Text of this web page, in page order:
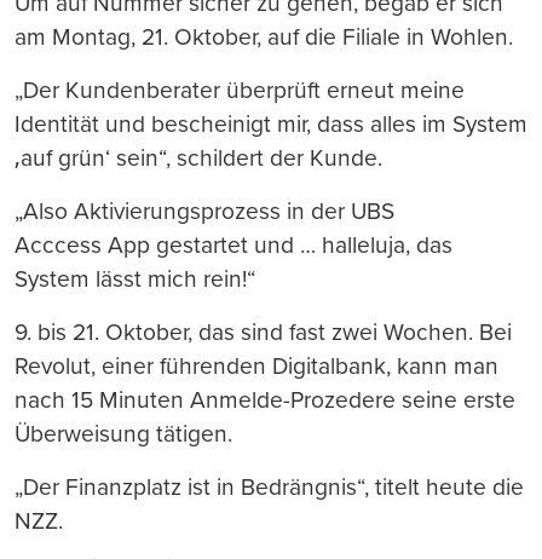
am Montag, 21. Oktober, auf die Filiale in Wohlen.
„Der Kundenberater überprüft erneut meine
Identität und bescheinigt mir, dass alles im System
‚auf grün‘ sein“, schildert der Kunde.
„Also Aktivierungsprozess in der UBS
Acccess App gestartet und … halleluja, das
System lässt mich rein!“
9. bis 21. Oktober, das sind fast zwei Wochen. Bei
Revolut, einer führenden Digitalbank, kann man
nach 15 Minuten Anmelde-Prozedere seine erste
Überweisung tätigen.
„Der Finanzplatz ist in Bedrängnis“, titelt heute die
NZZ.